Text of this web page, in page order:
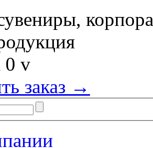
0 v
заказ →